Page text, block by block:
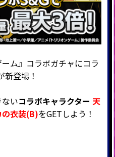
ム』コラボガチャにコラ
登場！
いコラボキャラクター 天
の衣装(B)をGETしよう！